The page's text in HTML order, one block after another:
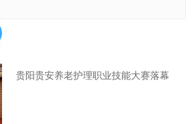
贵阳贵安养老护理职业技能大赛落幕